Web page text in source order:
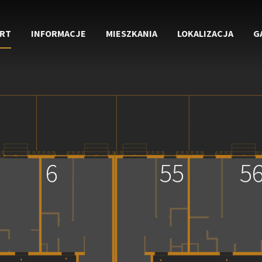
INFORMACJE MIESZKANIA LOKALIZACJA
6 55
6 55